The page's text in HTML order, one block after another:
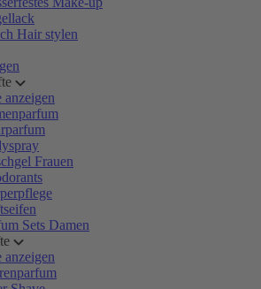
Hair stylen
anzeigen
Frauen
Sets Damen
anzeigen